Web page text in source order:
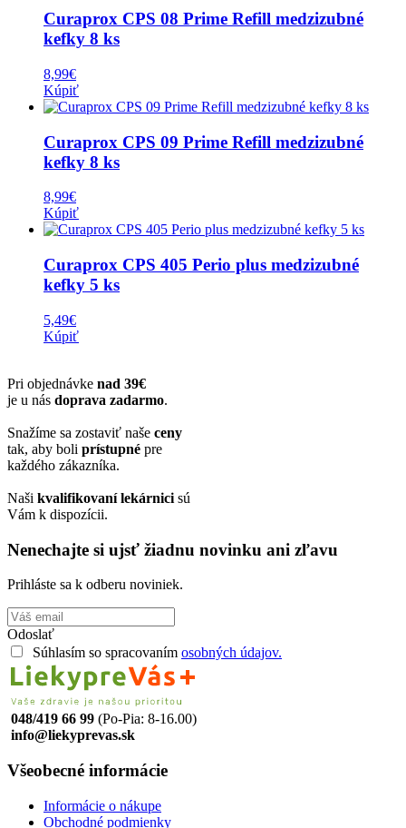
Curaprox CPS 08 Prime Refill medzizubné
kefky 8 ks
8,99€
Kúpiť
Curaprox CPS 09 Prime Refill medzizubné
kefky 8 ks
8,99€
Kúpiť
Curaprox CPS 405 Perio plus medzizubné
kefky 5 ks
5,49€
Kúpiť
Pri objednávke nad 39€
je u nás doprava zadarmo.
Snažíme sa zostaviť naše ceny
tak, aby boli prístupné pre
každého zákazníka.
Naši kvalifikovaní lekárnici sú
Vám k dispozícii.
Nenechajte si ujsť žiadnu novinku ani zľavu
Prihláste sa k odberu noviniek.
Odoslať
Súhlasím so spracovaním osobných údajov.
048/419 66 99 (Po-Pia: 8-16.00)
info@liekyprevas.sk
Všeobecné informácie
Informácie o nákupe
Obchodné podmienky